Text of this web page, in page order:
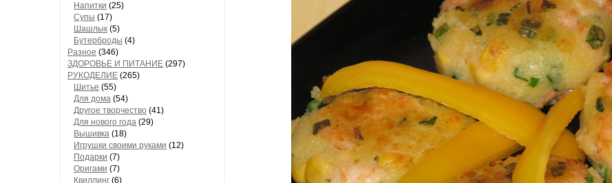
Напитки (25)
Супы (17)
Шашлык (5)
Бутерброды (4)
Разное (346)
ЗДОРОВЬЕ И ПИТАНИЕ (297)
РУКОДЕЛИЕ (265)
Шитье (55)
Для дома (54)
Другое творчество (41)
Для нового года (29)
Вышивка (18)
Игрушки своими руками (12)
Подарки (7)
Оригами (7)
Квиллинг (6)